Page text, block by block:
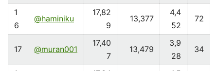
1
6
@haminiku
17,82
9
13,377
4,4
52
72
17 @muran001
17,40
7
13,479
3,9
28
34